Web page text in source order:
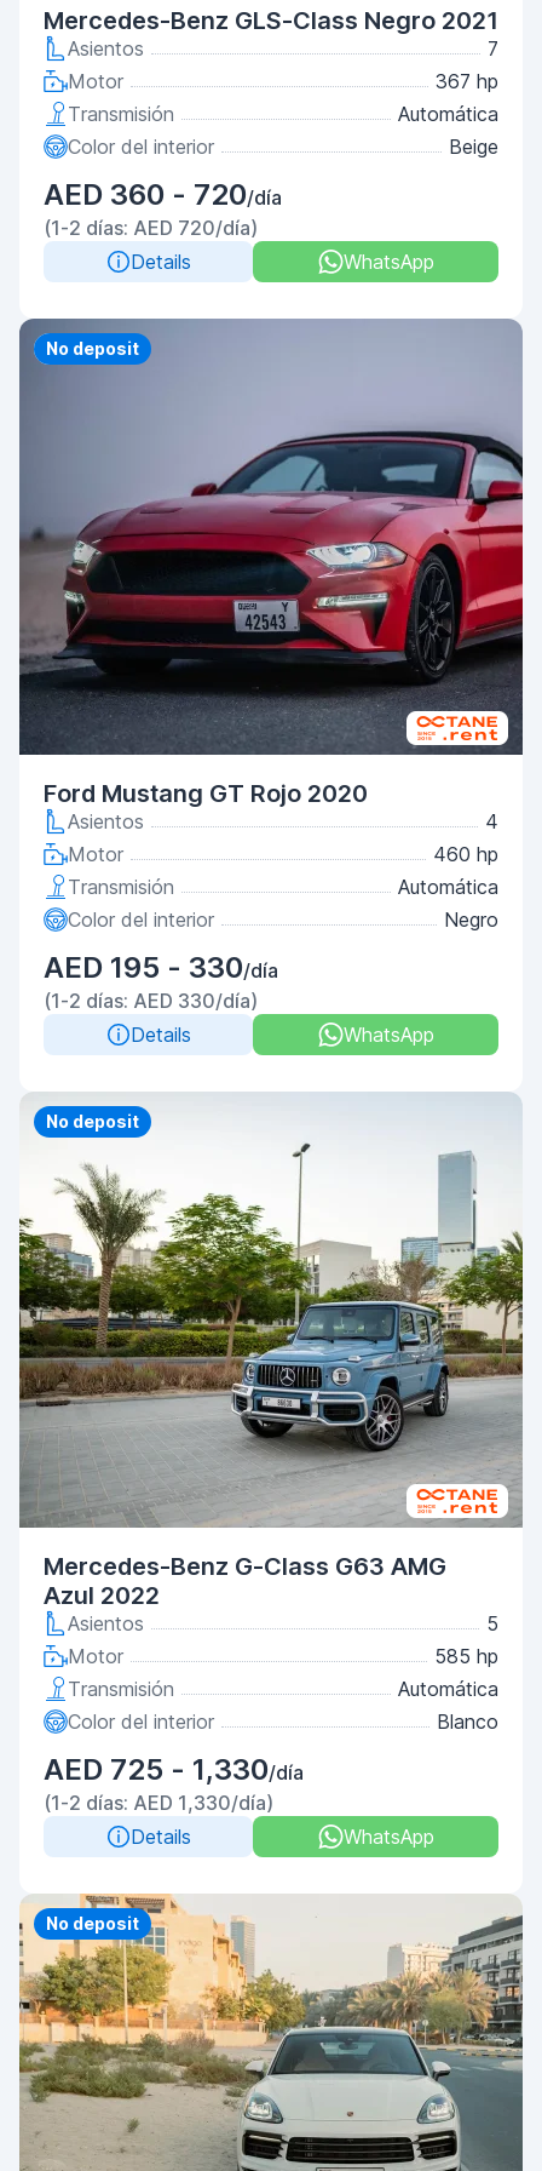
Mercedes-Benz GLS-Class Negro 2021
Asientos
7
Motor
367 hp
Transmisión
Automática
Color del interior
Beige
AED 360 - 720/día
(1-2 días: AED 720/día)
Details
WhatsApp
Priority
No deposit
Ford Mustang GT Rojo 2020
Asientos
4
Motor
460 hp
Transmisión
Automática
Color del interior
Negro
AED 195 - 330/día
(1-2 días: AED 330/día)
Details
WhatsApp
Priority
No deposit
Mercedes-Benz G-Class G63 AMG
Azul 2022
Asientos
5
Motor
585 hp
Transmisión
Automática
Color del interior
Blanco
AED 725 - 1,330/día
(1-2 días: AED 1,330/día)
Details
WhatsApp
Priority
No deposit